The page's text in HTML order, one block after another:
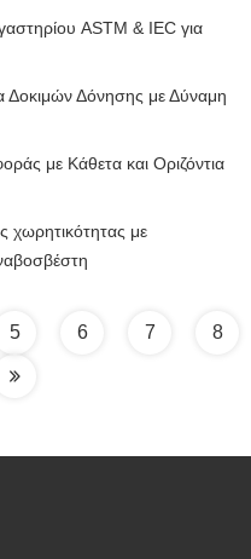
ASTM & IEC για
Δόνησης με Δύναμη
με Κάθετα και Οριζόντια
με
5 6 7 8